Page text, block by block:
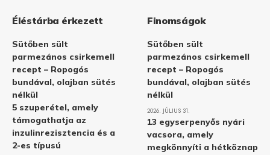
Éléstárba érkezett
Sütőben sült
parmezános csirkemell
recept – Ropogós
bundával, olajban sütés
nélkül
5 szuperétel, amely
támogathatja az
inzulinrezisztencia és a
2-es típusú
Finomságok
Sütőben sült
parmezános csirkemell
recept – Ropogós
bundával, olajban sütés
nélkül
2026. JÚLIUS 31.
13 egyserpenyős nyári
vacsora, amely
megkönnyíti a hétköznap